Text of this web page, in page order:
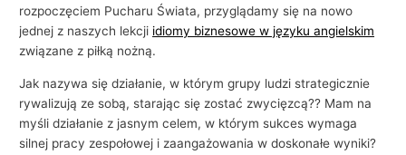
rozpoczęciem Pucharu Świata, przyglądamy się na nowo
jednej z naszych lekcji idiomy biznesowe w języku angielskim
związane z piłką nożną.
Jak nazywa się działanie, w którym grupy ludzi strategicznie
rywalizują ze sobą, starając się zostać zwycięzcą?? Mam na
myśli działanie z jasnym celem, w którym sukces wymaga
silnej pracy zespołowej i zaangażowania w doskonałe wyniki?